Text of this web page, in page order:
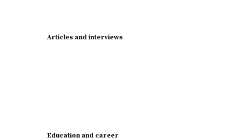
Articles and interviews
Education and career